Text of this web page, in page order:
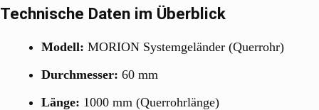
Technische Daten im Überblick
Modell: MORION Systemgeländer (Querrohr)
Durchmesser: 60 mm
Länge: 1000 mm (Querrohrlänge)